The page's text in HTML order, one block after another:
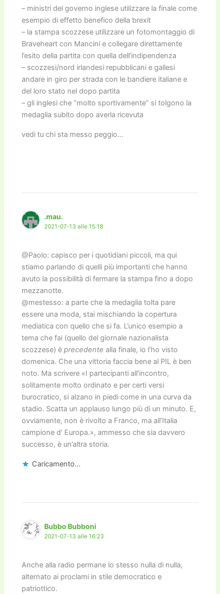
– ministri del governo inglese utilizzare la finale come
esempio di effetto benefico della brexit
– la stampa scozzese utilizzare un fotomontaggio di
Braveheart con Mancini e collegare direttamente
l’esito della partita con quella dell’indipendenza
– scozzesi/nord irlandesi repubblicani e gallesi
andare in giro per strada con le bandiere italiane e
del loro stato nel dopo partita
– gli inglesi che “molto sportivamente” si tolgono la
medaglia subito dopo averla ricevuta
vedi tu chi sta messo peggio…
.mau.
2021-07-13 alle 15:18
@Paolo: capisco per i quotidiani piccoli, ma qui
stiamo parlando di quelli più importanti che hanno
avuto la possibilità di fermare la stampa fino a dopo
mezzanotte.
@mestesso: a parte che la medaglia tolta pare
essere una moda, stai mischiando la copertura
mediatica con quello che si fa. L’unico esempio a
tema che fai (quello del giornale nazionalista
scozzese) èprecedente alla finale, io l’ho visto
domenica. Che una vittoria faccia bene al PIL è ben
noto. Ma scrivere «I partecipanti all’incontro,
solitamente molto ordinato e per certi versi
burocratico, si alzano in piedi come in una curva da
stadio. Scatta un applauso lungo più di un minuto. E,
ovviamente, non è rivolto a Franco, ma all’Italia
campione d’ Europa.», ammesso che sia davvero
successo, è un’altra storia.
Caricamento...
Bubbo Bubboni
2021-07-13 alle 16:23
Anche alla radio permane lo stesso nulla di nulla,
alternato ai proclami in stile democratico e
patriottico.